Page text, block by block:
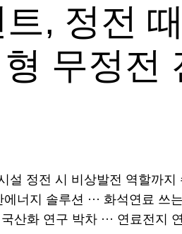
, 정전 때
무정전
설 정전 시 비상발전 역할까지
너지 솔루션 ··· 화석연료 쓰
산화 연구 박차 ··· 연료전지